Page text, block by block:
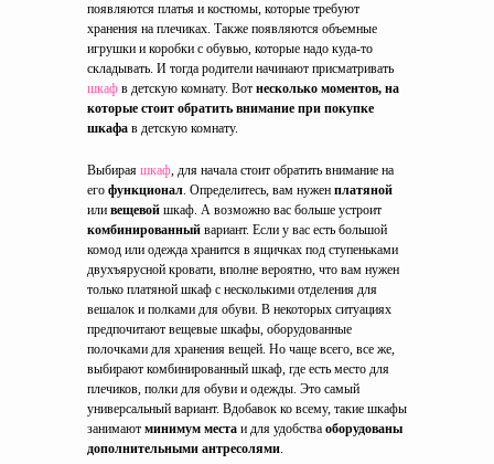
появляются платья и костюмы, которые требуют
хранения на плечиках. Также появляются объемные
игрушки и коробки с обувью, которые надо куда-то
складывать. И тогда родители начинают присматривать
шкаф в детскую комнату. Вот несколько моментов, на
которые стоит обратить внимание при покупке
шкафа в детскую комнату.
Выбирая шкаф, для начала стоит обратить внимание на
его функционал. Определитесь, вам нужен платяной
или вещевой шкаф. А возможно вас больше устроит
комбинированный вариант. Если у вас есть большой
комод или одежда хранится в ящичках под ступеньками
двухъярусной кровати, вполне вероятно, что вам нужен
только платяной шкаф с несколькими отделения для
вешалок и полками для обуви. В некоторых ситуациях
предпочитают вещевые шкафы, оборудованные
полочками для хранения вещей. Но чаще всего, все же,
выбирают комбинированный шкаф, где есть место для
плечиков, полки для обуви и одежды. Это самый
универсальный вариант. Вдобавок ко всему, такие шкафы
занимают минимум места и для удобства оборудованы
дополнительными антресолями.